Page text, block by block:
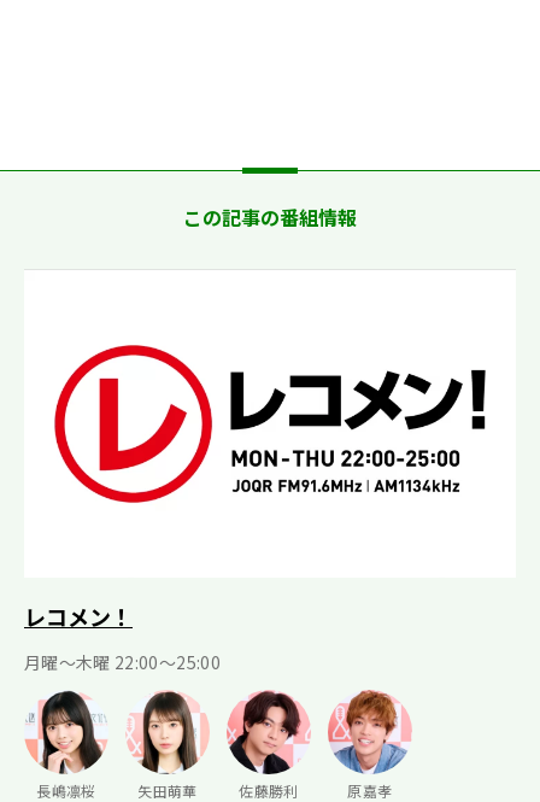
この記事の番組情報
レコメン！
月曜〜木曜 22:00〜25:00
長嶋凛桜
矢田萌華
佐藤勝利
原嘉孝